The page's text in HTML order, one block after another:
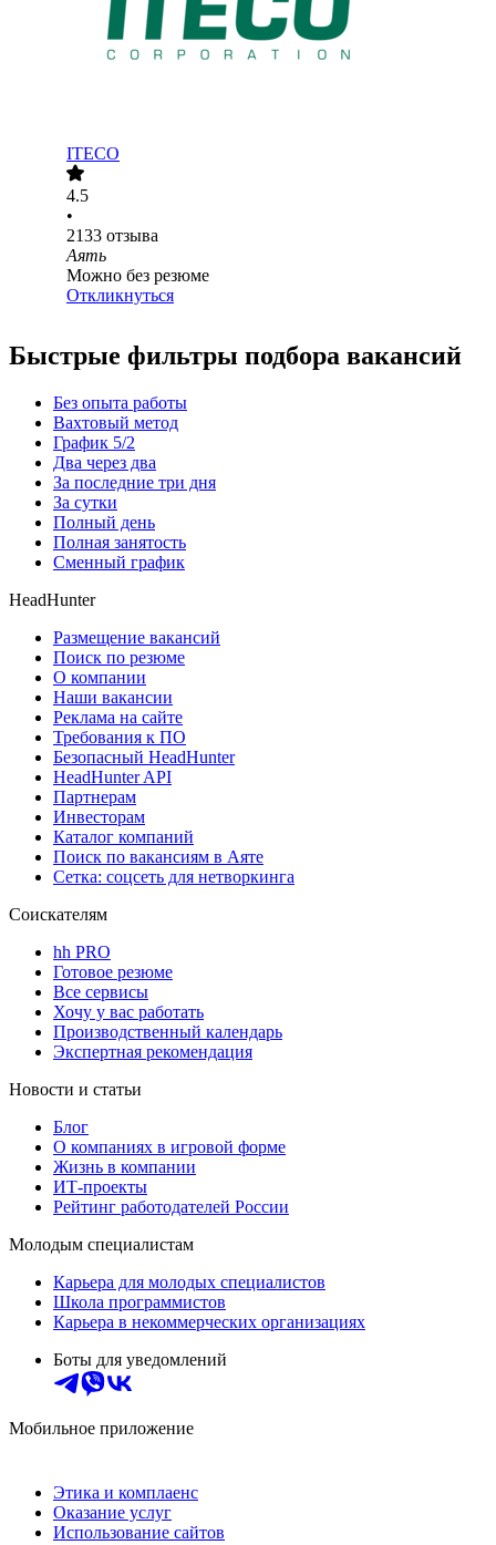
ITECO
4.5
•
2133 отзыва
Аять
Можно без резюме
Откликнуться
Быстрые фильтры подбора вакансий
Без опыта работы
Вахтовый метод
График 5/2
Два через два
За последние три дня
За сутки
Полный день
Полная занятость
Сменный график
HeadHunter
Размещение вакансий
Поиск по резюме
О компании
Наши вакансии
Реклама на сайте
Требования к ПО
Безопасный HeadHunter
HeadHunter API
Партнерам
Инвесторам
Каталог компаний
Поиск по вакансиям в Аяте
Сетка: соцсеть для нетворкинга
Соискателям
hh PRO
Готовое резюме
Все сервисы
Хочу у вас работать
Производственный календарь
Экспертная рекомендация
Новости и статьи
Блог
О компаниях в игровой форме
Жизнь в компании
ИТ-проекты
Рейтинг работодателей России
Молодым специалистам
Карьера для молодых специалистов
Школа программистов
Карьера в некоммерческих организациях
Боты для уведомлений
Мобильное приложение
Этика и комплаенс
Оказание услуг
Использование сайтов